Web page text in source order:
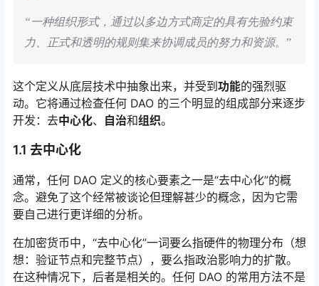
“一种组织形式，通过以多边方式商定的具有先验约束
力、正式和透明的规则集来协调成员的努力和资源。”
这个定义从底层技术中抽象出来，并受到 功能的强烈驱
动。它将通过检查任何 DAO 的三个明显的组成部分来逐步
开发：去中心化、 自治和组织。
1.1 去中心化
通常，任何 DAO 定义的核心要素之一是“去中心化”的概
念。避免了这个经常被谈论但理解甚少的概念，因为它需
要自己进行更详细的分析。
在加密货币中，“去中心化”一词要么指硬件的物理分布（想
想：验证节点和完整节点），要么指政治影响力的扩散。
在这种情况下，后者是相关的。任何 DAO 的常用方法不是